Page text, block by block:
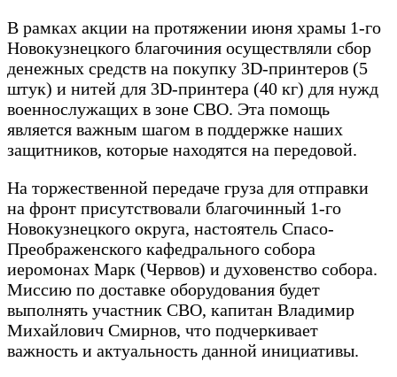
В рамках акции на протяжении июня храмы 1-го
Новокузнецкого благочиния осуществляли сбор
денежных средств на покупку 3D-принтеров (5
штук) и нитей для 3D-принтера (40 кг) для нужд
военнослужащих в зоне СВО. Эта помощь
является важным шагом в поддержке наших
защитников, которые находятся на передовой.
На торжественной передаче груза для отправки
на фронт присутствовали благочинный 1-го
Новокузнецкого округа, настоятель Спасо-
Преображенского кафедрального собора
иеромонах Марк (Червов) и духовенство собора.
Миссию по доставке оборудования будет
выполнять участник СВО, капитан Владимир
Михайлович Смирнов, что подчеркивает
важность и актуальность данной инициативы.